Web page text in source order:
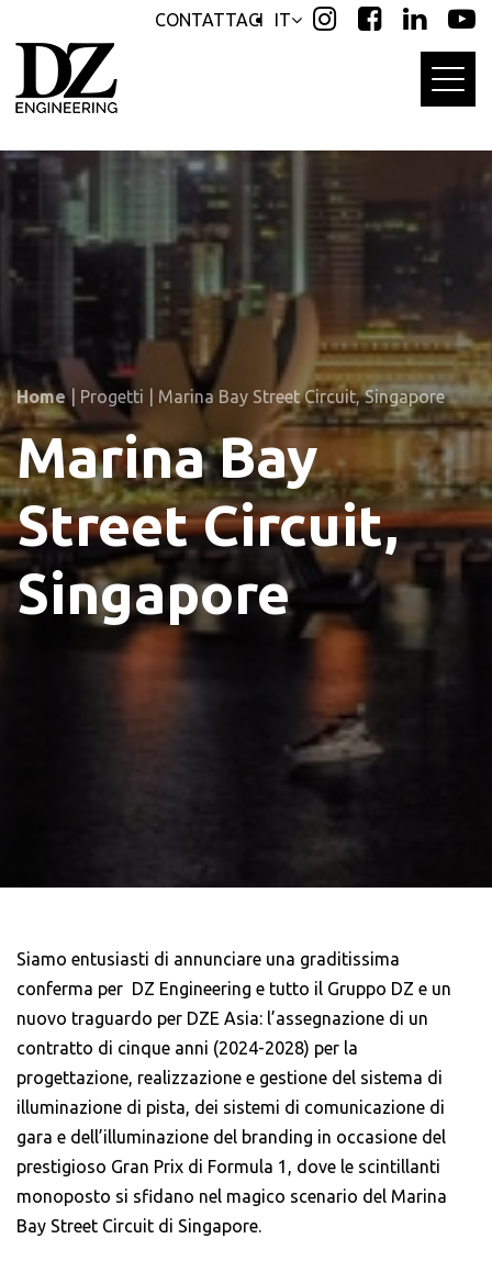
links
to
primary
navigation
to
IT
CONTATTACI
Home Progetti Marina Bay Street Circuit, Singapore
Marina Bay
Street Circuit,
Singapore
Siamo entusiasti di annunciare una graditissima
conferma per DZ Engineering e tutto il Gruppo DZ e un
nuovo traguardo per DZE Asia: l’assegnazione di un
contratto di cinque anni (2024-2028) per la
progettazione, realizzazione e gestione del sistema di
illuminazione di pista, dei sistemi di comunicazione di
gara e dell’illuminazione del branding in occasione del
prestigioso Gran Prix di Formula 1, dove le scintillanti
monoposto si sfidano nel magico scenario del Marina
Bay Street Circuit di Singapore.